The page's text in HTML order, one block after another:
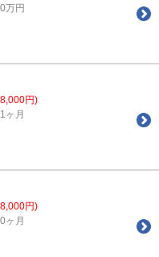
万円
円)
ヶ月
円)
ヶ月